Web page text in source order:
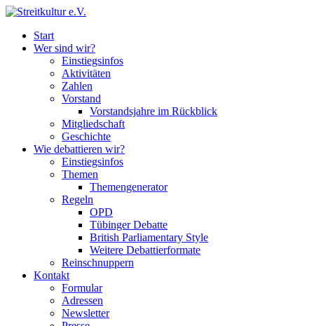
Start
Wer sind wir?
Einstiegsinfos
Aktivitäten
Zahlen
Vorstand
Vorstandsjahre im Rückblick
Mitgliedschaft
Geschichte
Wie debattieren wir?
Einstiegsinfos
Themen
Themengenerator
Regeln
OPD
Tübinger Debatte
British Parliamentary Style
Weitere Debattierformate
Reinschnuppern
Kontakt
Formular
Adressen
Newsletter